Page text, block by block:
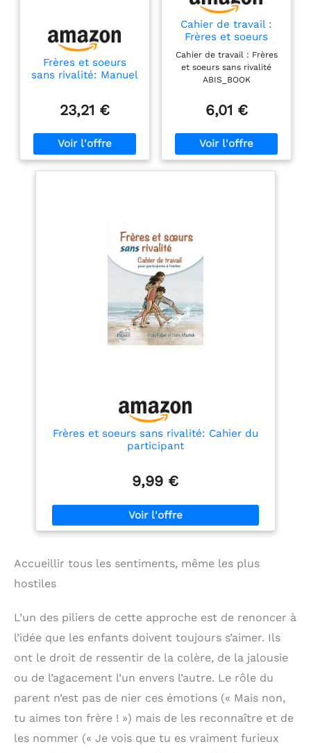
Frères et soeurs
sans rivalité: Manuel
23,21 €
Cahier de travail :
Frères et soeurs
sans rivalité
Cahier de travail : Frères
et soeurs sans rivalité
ABIS_BOOK
6,01 €
Frères et soeurs sans rivalité: Cahier du
participant
9,99 €
Accueillir tous les sentiments, même les plus
hostiles
L’un des piliers de cette approche est de renoncer à
l’idée que les enfants doivent toujours s’aimer. Ils
ont le droit de ressentir de la colère, de la jalousie
ou de l’agacement l’un envers l’autre. Le rôle du
parent n’est pas de nier ces émotions (« Mais non,
tu aimes ton frère ! ») mais de les reconnaître et de
les nommer (« Je vois que tu es vraiment furieux